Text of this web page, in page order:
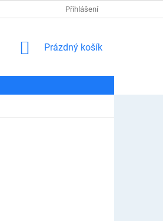
DOPRAVA A PLATBA
Přihlášení
NÁKUPNÍ
Prázdný košík